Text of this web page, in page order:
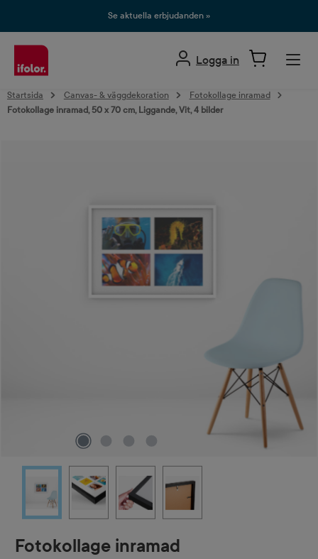
Se aktuella erbjudanden »
Logga in
Startsida Canvas- & väggdekoration
Fotokollage inramad
Fotokollage inramad, 50 x 70 cm, Liggande, Vit, 4 bilder
Fotokollage inramad